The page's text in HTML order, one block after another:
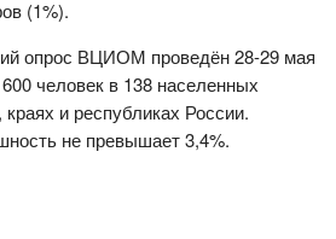
(1%).
опрос ВЦИОМ проведён 28-29 мая
человек в 138 населенных
и республиках России.
не превышает 3,4%.